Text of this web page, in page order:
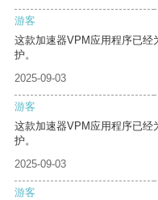
游客
这款加速器VPM应用程序已经
护。
2025-09-03
游客
这款加速器VPM应用程序已经
护。
2025-09-03
游客